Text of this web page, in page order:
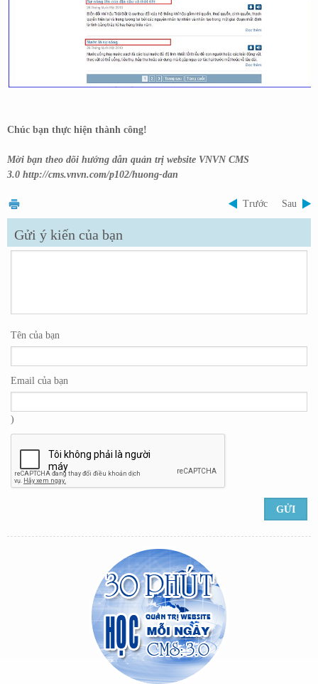
Chúc bạn thực hiện thành công!
Mời bạn theo dõi hướng dẫn quản trị website VNVN CMS
3.0 http://cms.vnvn.com/p102/huong-dan
Trước Sau
Gửi ý kiến của bạn
Tên của bạn
Email của bạn
)